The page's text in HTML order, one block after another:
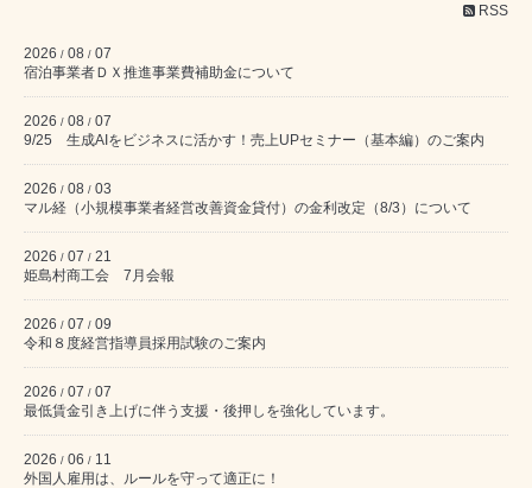
RSS
2026 / 08 / 07
宿泊事業者ＤＸ推進事業費補助金について
2026 / 08 / 07
9/25 生成AIをビジネスに活かす！売上UPセミナー（基本編）のご案内
2026 / 08 / 03
マル経（小規模事業者経営改善資金貸付）の金利改定（8/3）について
2026 / 07 / 21
姫島村商工会 7月会報
2026 / 07 / 09
令和８度経営指導員採用試験のご案内
2026 / 07 / 07
最低賃金引き上げに伴う支援・後押しを強化しています。
2026 / 06 / 11
外国人雇用は、ルールを守って適正に！